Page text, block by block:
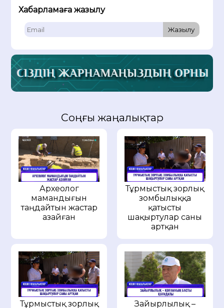
Хабарламаға жазылу
Жазылу
Соңғы жаңалықтар
Археолог
мамандығын
таңдайтын жастар
азайған
Тұрмыстық зорлық
зомбылыққа
қатысты
шақыртулар саны
артқан
Тұрмыстық зорлық
Зайырлылық –